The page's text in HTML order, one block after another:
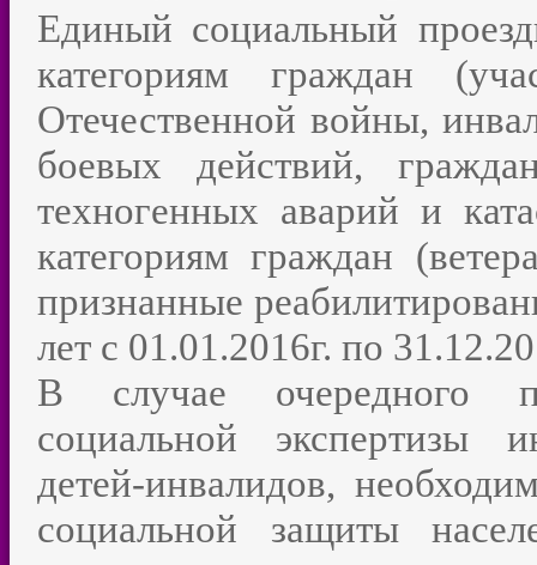
Единый социальный
категориям граждан
Отечественной войны,
боевых действий,
техногенных аварий и
категориям граждан
признанные
лет с 01.01.2016г. по
В случае очередного
социальной экспертизы
детей-инвалидов,
социальной защиты